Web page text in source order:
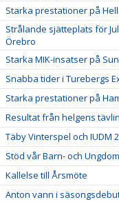
Starka prestationer på
Strålande sjätteplats för
Örebro
Starka MIK-insatser på
Snabba tider i Turebergs
Starka prestationer på
Resultat från helgens
Täby Vinterspel och IUDM
Stöd vår Barn- och
Kallelse till Årsmöte
Anton vann i